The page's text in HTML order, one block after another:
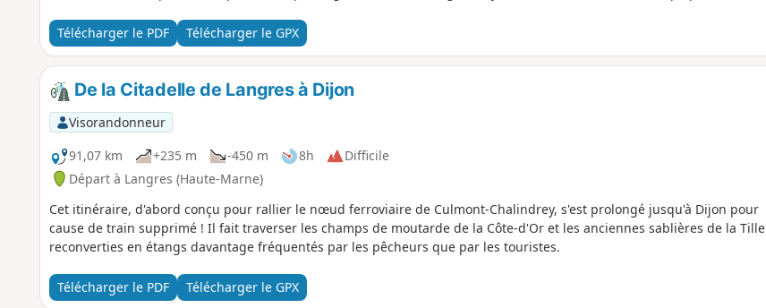
Télécharger le PDF
Télécharger le GPX
De la Citadelle de Langres à Dijon
Visorandonneur
91,07 km
+235 m -450 m 8h
Difficile
Départ à Langres (Haute-Marne)
Cet itinéraire, d'abord conçu pour rallier le nœud ferroviaire de Culmont-Chalindrey, s'est prolongé jusqu'à Dijon pour
cause de train supprimé ! Il fait traverser les champs de moutarde de la Côte-d'Or et les anciennes sablières de la Tille
reconverties en étangs davantage fréquentés par les pêcheurs que par les touristes.
Télécharger le PDF Télécharger le GPX